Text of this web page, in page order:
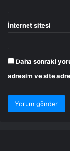
İnternet sitesi
Daha sonraki
adresim ve site